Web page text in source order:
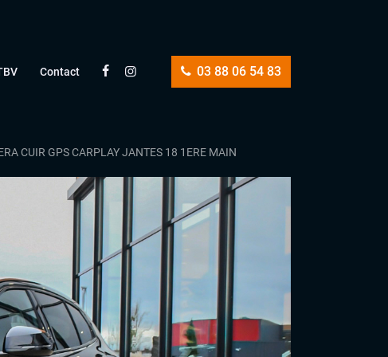
03 88 06 54 83
Contact
CUIR GPS CARPLAY JANTES 18 1ERE MAIN